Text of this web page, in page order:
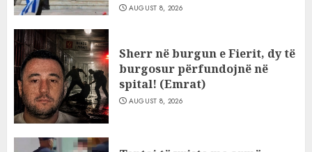
AUGUST 8, 2026
Sherr në burgun e Fierit, dy të
burgosur përfundojnë në
spital! (Emrat)
AUGUST 8, 2026